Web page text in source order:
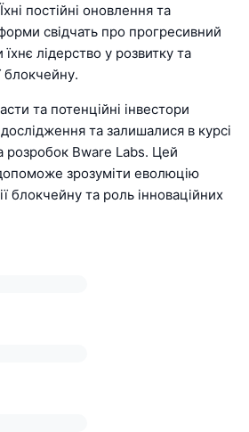
постійні оновлення та
свідчать про прогресивний
лідерство у розвитку та
блокчейну.
та потенційні інвестори
та залишалися в курсі
розробок Bware Labs. Цей
зрозуміти еволюцію
блокчейну та роль інноваційних